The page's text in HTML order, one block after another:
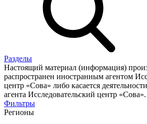
Разделы
Настоящий материал (информация)
распространен иностранным агентом
центр «Сова» либо касается
агента Исследовательский центр «Сова».
Фильтры
Регионы